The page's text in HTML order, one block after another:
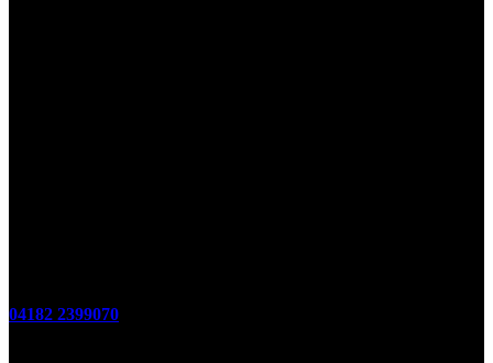
04182 2399070